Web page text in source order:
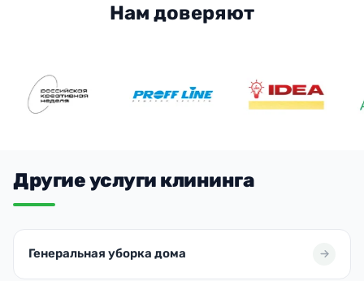
Нам доверяют
Другие услуги клининга
Генеральная уборка дома